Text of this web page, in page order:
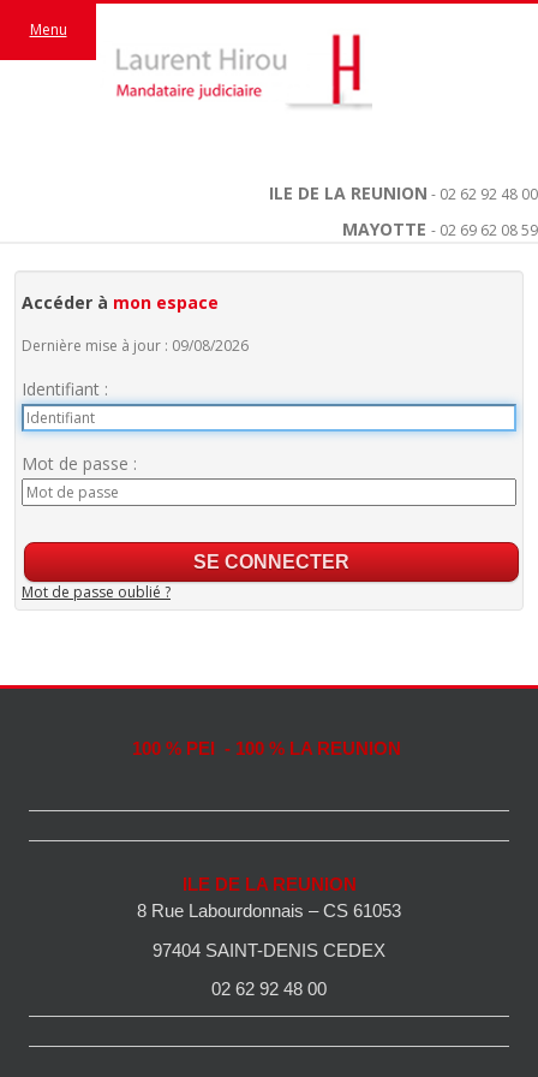
ILE DE LA REUNION - 02 62 92 48 00
MAYOTTE - 02 69 62 08 59
Menu
Accéder à mon espace
Dernière mise à jour : 09/08/2026
Identifiant :
Mot de passe :
Mot de passe oublié ?
100 % PEI - 100 % LA REUNION
ILE DE LA REUNION
8 Rue Labourdonnais – CS 61053
97404 SAINT-DENIS CEDEX
02 62 92 48 00